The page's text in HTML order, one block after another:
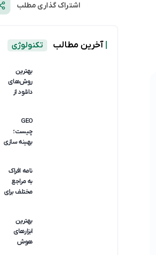
اشتراک گذاری مطلب
آخرین مطالب تکنولوژی
بهترین
روش‌های
دانلود از
ربات دانلود
Youtube)
GEO
چیست؛
بهینه سازی
هوش
مصنوعی
نامه افراک
به مراجع
مختلف برای
دامنه
Google
Ads
بهترین
ابزارهای
هوش